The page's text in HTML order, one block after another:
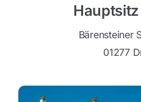
Bärensteiner
01277